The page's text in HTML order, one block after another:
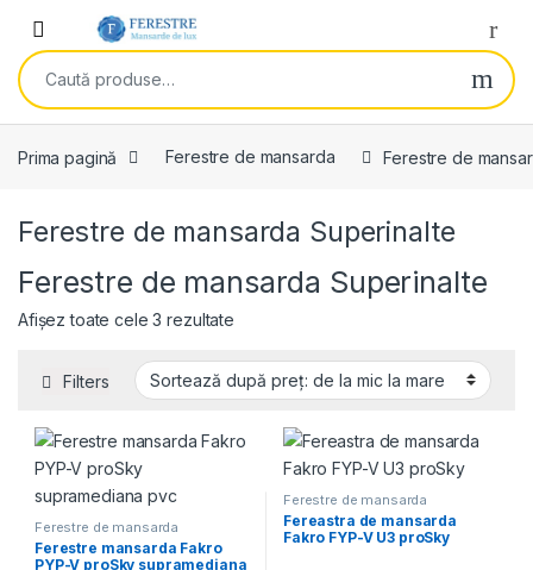
Skip to navigation
Skip to content
Open
Caută după:
Prima pagină Ferestre de mansarda Ferestre de
Ferestre de mansarda Superinalte
Ferestre de mansarda Superinalte
Afișez toate cele 3 rezultateSortat după preț: de la mic la mare
Filters
Ferestre de mansarda
Superinalte
Ferestre mansarda Fakro
PYP-V proSky supramediana
Ferestre de mansarda
Superinalte
Fereastra de mansarda
Fakro FYP-V U3 proSky